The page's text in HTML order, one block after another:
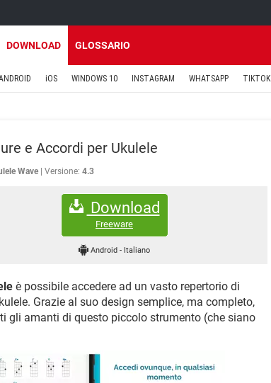
DOWNLOAD GLOSSARIO
iOS WINDOWS 10 INSTAGRAM WHATSAPP TIKTOK
e Accordi per Ukulele
Wave Versione: 4.3
Download
Freeware
Android- Italiano
è possibile accedere ad un vasto repertorio di
Grazie al suo design semplice, ma completo,
gli amanti di questo piccolo strumento (che siano